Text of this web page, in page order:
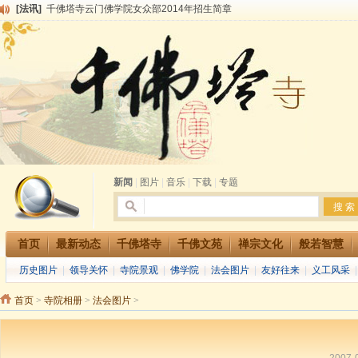
[法讯] 千佛塔寺云门佛学院女众部2014年招生简章
[法讯]
共赴华藏世界 进入最后七天倒计时 殊胜华严法会 快快同享富贵庄严海
千佛塔寺阅藏堂周末阅藏报名通知
[法讯]
清明节祭祖报恩地藏法会
[法讯] 本寺方丈上明下慧尼和尚开讲《六祖坛经》
[法讯]
2015-3-26师父于法堂对大众的开示
[法讯]
广东千佛塔寺云门佛学院女众部 2016年招生简章
[法讯]
恭请海涛法师莅临千佛塔寺弘法
[法讯] 2014年七月大法会 祈福息灾地藏七 冥阳两利普渡群蒙盂兰盆
新闻
图片 音乐 下载 专题
首页 最新动态 千佛塔寺 千佛文苑 禅宗文化 般若智慧
历史图片 领导关怀 寺院景观 佛学院 法会图片 友好往来 义工风采
首页 > 寺院相册 > 法会图片 >